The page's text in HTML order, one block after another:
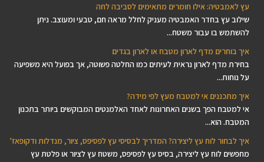
עץ לאמבטיה: אילו חומרים מתאימים לסביבה לחה
שילוב עץ בחדר האמבטיה מעניק לחלל מראה חם, טבעי ומעוצב. ניתן
להשתמש בו עבור משטח...
איך בוחרים מדף לארון מטבח או לארון בגדים
בחירת מדף לארון נראית לעיתים כמו החלטה פשוטה, אך בפועל היא משפיעה
על נוחות...
איך מתכננים אי למטבח מעץ לפי מידה?
אי למטבח הפך בשנים האחרונות לאחד האלמנטים המבוקשים ביותר בתכנון
המטבח. הוא...
איך לבחור לוח עץ ליצירה? המדריך לבסיסי עץ לפסיפס, ציור, מנדלות ודקופאז'
מחפשים לוח עץ ליצירה, בסיס עץ לפסיפס, משטח עץ לציור או פלטת עץ